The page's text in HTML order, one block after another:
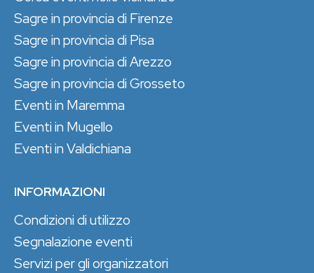
Sagre in provincia di Firenze
Sagre in provincia di Pisa
Sagre in provincia di Arezzo
Sagre in provincia di Grosseto
Eventi in Maremma
Eventi in Mugello
Eventi in Valdichiana
INFORMAZIONI
Condizioni di utilizzo
Segnalazione eventi
Servizi per gli organizzatori